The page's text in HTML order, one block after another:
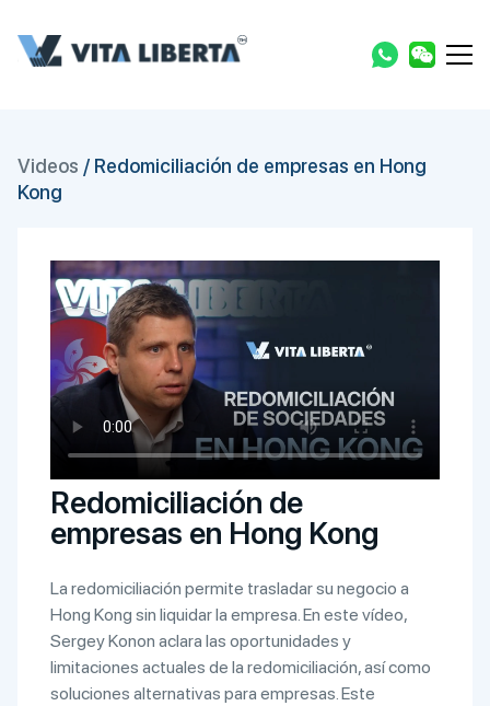
Videos / Redomiciliación de empresas en Hong
Kong
Redomiciliación de
empresas en Hong Kong
La redomiciliación permite trasladar su negocio a
Hong Kong sin liquidar la empresa. En este vídeo,
Sergey Konon aclara las oportunidades y
limitaciones actuales de la redomiciliación, así como
soluciones alternativas para empresas. Este